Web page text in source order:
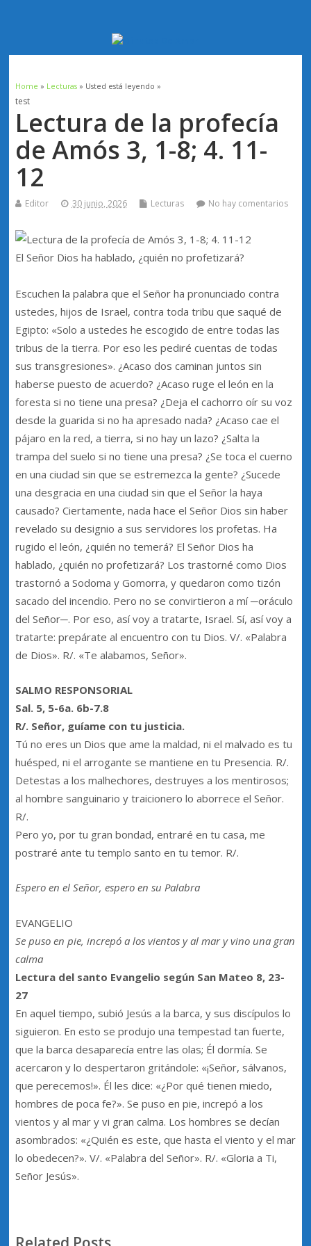
Home » Lecturas» Usted está leyendo »
test
Lectura de la profecía
de Amós 3, 1-8; 4. 11-
12
Editor 30 junio, 2026 Lecturas No hay comentarios
El Señor Dios ha hablado, ¿quién no profetizará?
Escuchen la palabra que el Señor ha pronunciado contra
ustedes, hijos de Israel, contra toda tribu que saqué de
Egipto: «Solo a ustedes he escogido de entre todas las
tribus de la tierra. Por eso les pediré cuentas de todas
sus transgresiones». ¿Acaso dos caminan juntos sin
haberse puesto de acuerdo? ¿Acaso ruge el león en la
foresta si no tiene una presa? ¿Deja el cachorro oír su voz
desde la guarida si no ha apresado nada? ¿Acaso cae el
pájaro en la red, a tierra, si no hay un lazo? ¿Salta la
trampa del suelo si no tiene una presa? ¿Se toca el cuerno
en una ciudad sin que se estremezca la gente? ¿Sucede
una desgracia en una ciudad sin que el Señor la haya
causado? Ciertamente, nada hace el Señor Dios sin haber
revelado su designio a sus servidores los profetas. Ha
rugido el león, ¿quién no temerá? El Señor Dios ha
hablado, ¿quién no profetizará? Los trastorné como Dios
trastornó a Sodoma y Gomorra, y quedaron como tizón
sacado del incendio. Pero no se convirtieron a mí ─oráculo
del Señor─. Por eso, así voy a tratarte, Israel. Sí, así voy a
tratarte: prepárate al encuentro con tu Dios. V/. «Palabra
de Dios». R/. «Te alabamos, Señor».
SALMO RESPONSORIAL
Sal. 5, 5-6a. 6b-7.8
R/. Señor, guíame con tu justicia.
Tú no eres un Dios que ame la maldad, ni el malvado es tu
huésped, ni el arrogante se mantiene en tu Presencia. R/.
Detestas a los malhechores, destruyes a los mentirosos;
al hombre sanguinario y traicionero lo aborrece el Señor.
R/.
Pero yo, por tu gran bondad, entraré en tu casa, me
postraré ante tu templo santo en tu temor. R/.
Espero en el Señor, espero en su Palabra
EVANGELIO
Se puso en pie, increpó a los vientos y al mar y vino una gran
calma
Lectura del santo Evangelio según San Mateo 8, 23-
27
En aquel tiempo, subió Jesús a la barca, y sus discípulos lo
siguieron. En esto se produjo una tempestad tan fuerte,
que la barca desaparecía entre las olas; Él dormía. Se
acercaron y lo despertaron gritándole: «¡Señor, sálvanos,
que perecemos!». Él les dice: «¿Por qué tienen miedo,
hombres de poca fe?». Se puso en pie, increpó a los
vientos y al mar y vi gran calma. Los hombres se decían
asombrados: «¿Quién es este, que hasta el viento y el mar
lo obedecen?». V/. «Palabra del Señor». R/. «Gloria a Ti,
Señor Jesús».